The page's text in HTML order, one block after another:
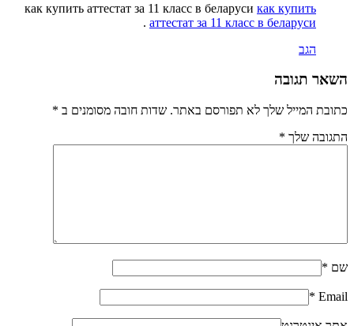
как купить аттестат за 11 класс в беларуси как купить
аттестат за 11 класс в беларуси
.
הגב
השאר תגובה
כתובת המייל שלך לא תפורסם באתר. שדות חובה מסומנים ב *
התגובה שלך *
שם *
Email
*